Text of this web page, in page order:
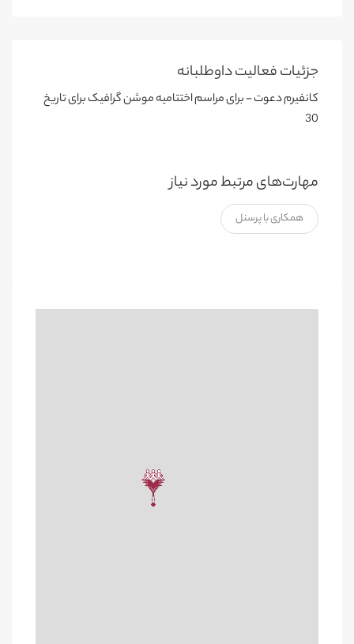
جزئیات فعالیت‌ داوطلبانه
کانفیرم دعوت - برای مراسم اختتامیه موشن گرافیک برای تاریخ
30
مهارت‌های مرتبط مورد نیاز
همکاری با پرسنل